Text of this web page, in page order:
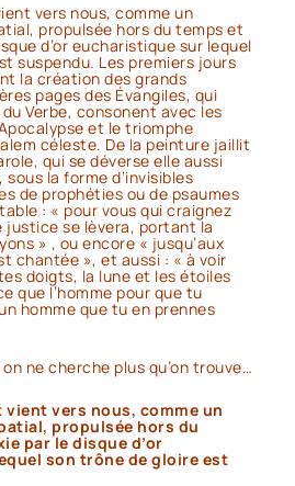
vers nous, comme un
propulsée hors du temps et
d’or eucharistique sur lequel
suspendu. Les premiers jours
la création des grands
pages des Évangiles, qui
Verbe, consonent avec les
et le triomphe
céleste. De la peinture jaillit
qui se déverse elle aussi
la forme d’invisibles
de prophéties ou de psaumes
: « pour vous qui craignez
justice se lèvera, portant la
» , ou encore « jusqu’aux
chantée », et aussi : « à voir
doigts, la lune et les étoiles
que l’homme pour que tu
homme que tu en prennes
ne cherche plus qu’on trouve…
vient vers nous, comme un
propulsée hors du
par le disque d’or
son trône de gloire est